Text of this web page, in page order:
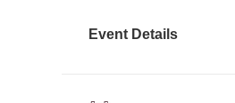
Event Details